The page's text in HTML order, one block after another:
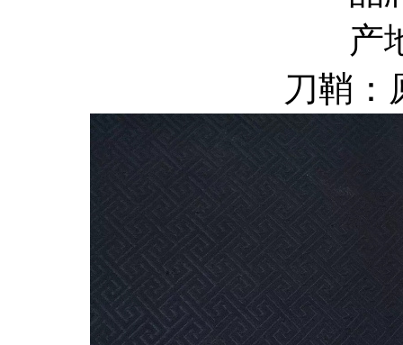
产
刀鞘：